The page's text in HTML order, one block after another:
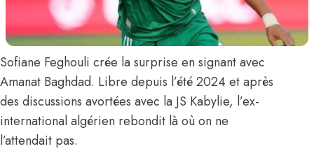
Sofiane Feghouli crée la surprise en signant avec
Amanat Baghdad. Libre depuis l’été 2024 et après
des discussions avortées avec la JS Kabylie, l’ex-
international algérien rebondit là où on ne
l’attendait pas.